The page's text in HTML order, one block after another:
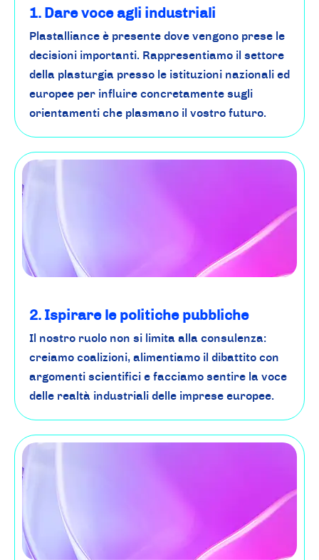
1. Dare voce agli industriali
Plastalliance è presente dove vengono prese le
decisioni importanti. Rappresentiamo il settore
della plasturgia presso le istituzioni nazionali ed
europee per influire concretamente sugli
orientamenti che plasmano il vostro futuro.
2. Ispirare le politiche pubbliche
Il nostro ruolo non si limita alla consulenza:
creiamo coalizioni, alimentiamo il dibattito con
argomenti scientifici e facciamo sentire la voce
delle realtà industriali delle imprese europee.